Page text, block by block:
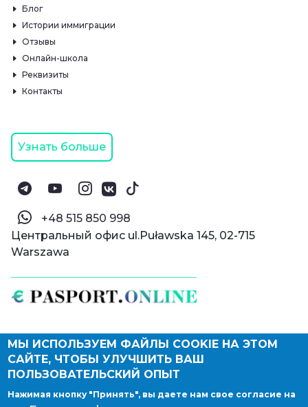
© Паспорт Онлайн 2019—2026
Политика конфиденциальности
Оферта и конфиденциальность:РФ
Правовые документы
Блог
Истории иммиграции
Отзывы
Онлайн-школа
Реквизиты
Контакты
Узнать больше
‪+48 515 850 998‬
Центральный офис ul.Puławska 145, 02-715
Warszawa
МЫ ИСПОЛЬЗУЕМ ФАЙЛЫ COOKIE НА ЭТОМ
САЙТЕ, ЧТОБЫ УЛУЧШИТЬ ВАШ
ПОЛЬЗОВАТЕЛЬСКИЙ ОПЫТ
Нажимая кнопку "Принять", вы даете нам свое согласие на